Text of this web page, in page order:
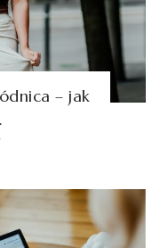
– jak